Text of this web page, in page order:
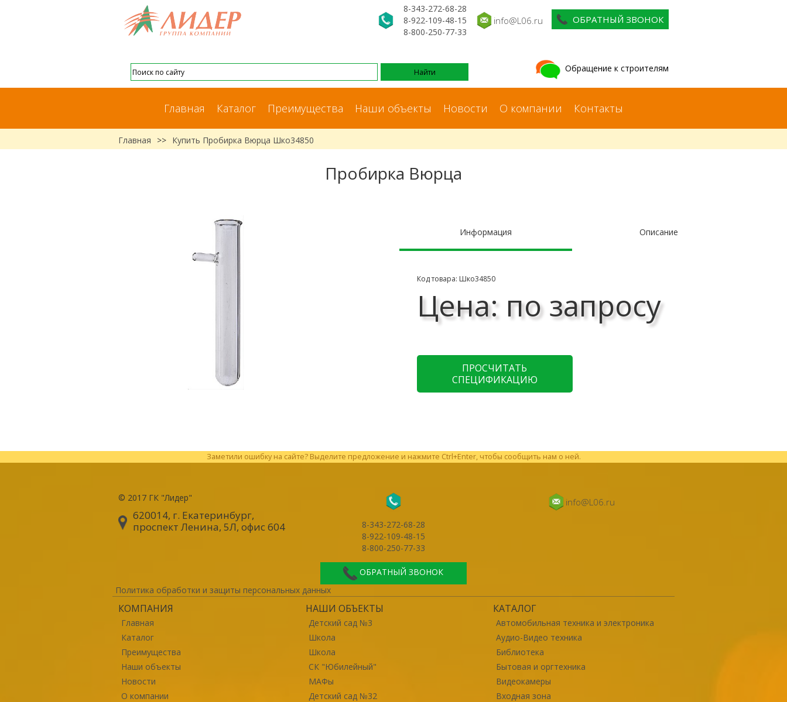
8-343-272-68-28
8-922-109-48-15
8-800-250-77-33
info@L06.ru ОБРАТНЫЙ ЗВОНОК
Обращение к строителям
Главная Каталог Преимущества Наши объекты Новости О компании Контакты
Главная >> Купить Пробирка Вюрца Шко34850
Пробирка Вюрца
Информация Описание
Код товара: Шко34850
Цена: по запросу
ПРОСЧИТАТЬ
СПЕЦИФИКАЦИЮ
Заметили ошибку на сайте? Выделите предложение и нажмите Ctrl+Enter, чтобы сообщить нам о ней.
© 2017 ГК "Лидер"
620014, г. Екатеринбург,
проспект Ленина, 5Л, офис 604
8-343-272-68-28
8-922-109-48-15
8-800-250-77-33
ОБРАТНЫЙ ЗВОНОК
info@L06.ru
Политика обработки и защиты персональных данных
КОМПАНИЯ
Главная
Каталог
Преимущества
Наши объекты
Новости
О компании
НАШИ ОБЪЕКТЫ
Детский сад №3
Школа
Школа
СК "Юбилейный"
МАФы
Детский сад №32
КАТАЛОГ
Автомобильная техника и электроника
Аудио-Видео техника
Библиотека
Бытовая и оргтехника
Видеокамеры
Входная зона